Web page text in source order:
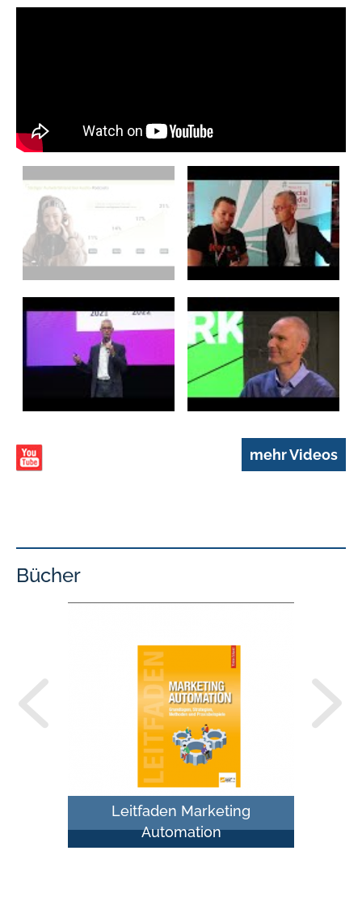
befragten Unternehmen
bietet ihren Kunden ein
zwischen Online- und
Offlinewelt „harmonisiertes
Dialogerlebnis“, wie er […]
mehr Videos
Bücher
Leitfaden Marketing
Automation
Erfolgreiches